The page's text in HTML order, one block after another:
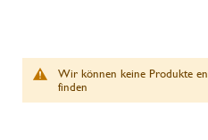
Wir können keine Produkte
finden